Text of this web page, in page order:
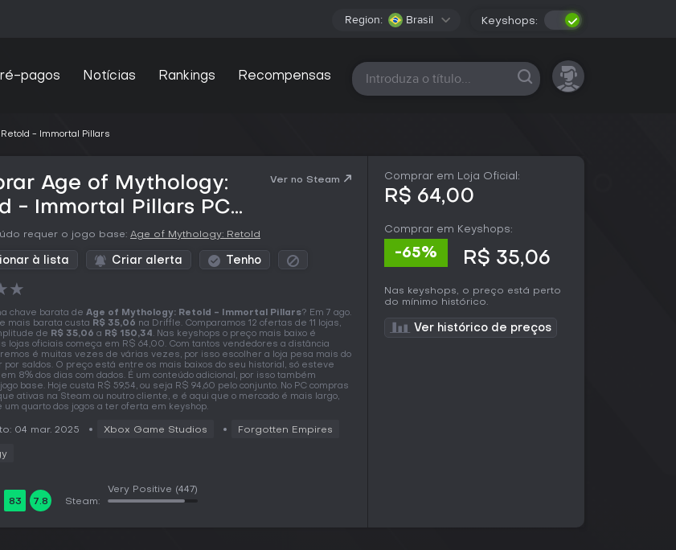
Region: Brasil Keyshops:
pagos Notícias Rankings Recompensas Todas as plataformas
Retold - Immortal Pillars
Age of Mythology:
- Immortal Pillars PC
Ver no Steam
requer o jogo base: Age of Mythology: Retold
à lista Criar alerta Tenho
★
chave barata de Age of Mythology: Retold - Immortal Pillars? Em 7 ago.
mais barata custa R$ 35,06 na Driffle. Comparamos 12 ofertas de 11 lojas,
de R$ 35,06 a R$ 150,34. Nas keyshops o preço mais baixo é
lojas oficiais começa em R$ 64,00. Com tantos vendedores a distância
é muitas vezes de várias vezes, por isso escolher a loja pesa mais do
saldos. O preço está entre os mais baixos do seu historial, só esteve
8% dos dias com dados. É um conteúdo adicional, por isso também
base. Hoje custa R$ 59,54, ou seja R$ 94,60 pelo conjunto. No PC compras
ativas na Steam ou noutro cliente, e é aqui que o mercado é mais largo,
um quarto dos jogos a ter oferta em keyshop.
04 mar. 2025 Xbox Game Studios Forgotten Empires
83 7.8 Steam:
Very Positive (447)
Comprar em Loja Oficial:
R$ 64,00
Comprar em Keyshops:
-65% R$ 35,06
Nas keyshops, o preço está perto
do mínimo histórico.
Ver histórico de preços